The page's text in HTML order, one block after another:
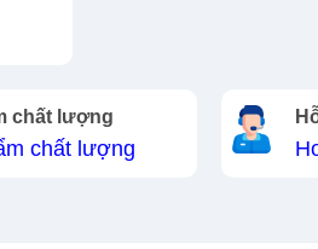
chất lượng
chất lượng